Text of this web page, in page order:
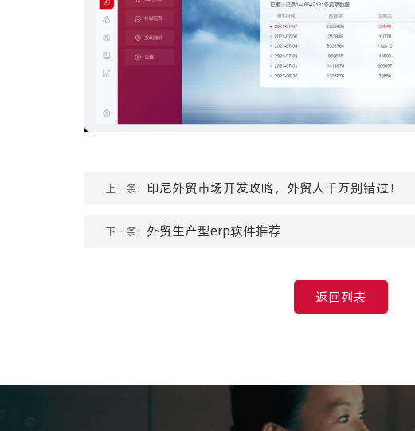
上一条： 印尼外贸市场开发攻略，外贸人千万别错过！
下一条： 外贸生产型erp软件推荐
返回列表